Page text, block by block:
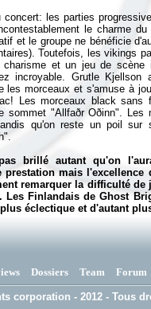
les parties
le charme du
et le groupe ne bénéficie
Toutefois, les vikings
et un jeu de scène
incroyable. Grutle Kjellson
les morceaux et s'amuse à
Les morceaux black sans
"Allfaðr Oðinn". Les
qu'on reste un poil sur
brillé autant qu'on
mais
remarquer la difficulté de
Finlandais de Ghost
éclectique et d'autant
Dossiers Team Forum
corporation - 2012 - Tous